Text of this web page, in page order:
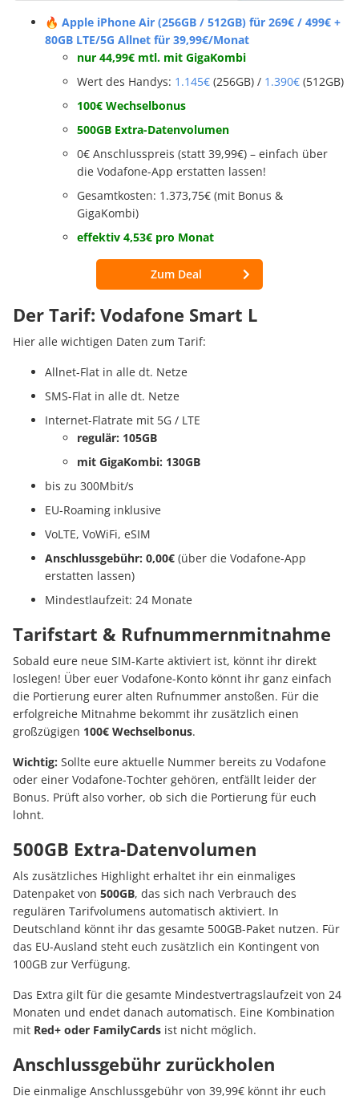
🔥 Apple iPhone Air (256GB / 512GB) für 269€ / 499€ +
80GB LTE/5G Allnet für 39,99€/Monat
nur 44,99€ mtl. mit GigaKombi
Wert des Handys: 1.145€ (256GB) / 1.390€ (512GB)
100€ Wechselbonus
500GB Extra-Datenvolumen
0€ Anschlusspreis (statt 39,99€) – einfach über
die Vodafone-App erstatten lassen!
Gesamtkosten: 1.373,75€ (mit Bonus &
GigaKombi)
effektiv 4,53€ pro Monat
Zum Deal
Der Tarif: Vodafone Smart L
Hier alle wichtigen Daten zum Tarif:
Allnet-Flat in alle dt. Netze
SMS-Flat in alle dt. Netze
Internet-Flatrate mit 5G / LTE
regulär: 105GB
mit GigaKombi: 130GB
bis zu 300Mbit/s
EU-Roaming inklusive
VoLTE, VoWiFi, eSIM
Anschlussgebühr: 0,00€ (über die Vodafone-App
erstatten lassen)
Mindestlaufzeit: 24 Monate
Tarifstart & Rufnummernmitnahme
Sobald eure neue SIM-Karte aktiviert ist, könnt ihr direkt
loslegen! Über euer Vodafone-Konto könnt ihr ganz einfach
die Portierung eurer alten Rufnummer anstoßen. Für die
erfolgreiche Mitnahme bekommt ihr zusätzlich einen
großzügigen 100€ Wechselbonus.
Wichtig: Sollte eure aktuelle Nummer bereits zu Vodafone
oder einer Vodafone-Tochter gehören, entfällt leider der
Bonus. Prüft also vorher, ob sich die Portierung für euch
lohnt.
500GB Extra-Datenvolumen
Als zusätzliches Highlight erhaltet ihr ein einmaliges
Datenpaket von 500GB, das sich nach Verbrauch des
regulären Tarifvolumens automatisch aktiviert. In
Deutschland könnt ihr das gesamte 500GB-Paket nutzen. Für
das EU-Ausland steht euch zusätzlich ein Kontingent von
100GB zur Verfügung.
Das Extra gilt für die gesamte Mindestvertragslaufzeit von 24
Monaten und endet danach automatisch. Eine Kombination
mit Red+ oder FamilyCards ist nicht möglich.
Anschlussgebühr zurückholen
Die einmalige Anschlussgebühr von 39,99€ könnt ihr euch